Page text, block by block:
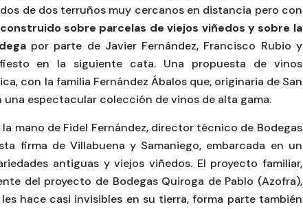
de dos terruños muy cercanos en distancia pero con
sobre parcelas de viejos viñedos y sobre la
por parte de Javier Fernández, Francisco Rubio y
en la siguiente cata. Una propuesta de vinos
con la familia Fernández Ábalos que, originaria de San
espectacular colección de vinos de alta gama.
mano de Fidel Fernández, director técnico de Bodegas
firma de Villabuena y Samaniego, embarcada en un
antiguas y viejos viñedos. El proyecto familiar,
del proyecto de Bodegas Quiroga de Pablo (Azofra),
hace casi invisibles en su tierra, forma parte también